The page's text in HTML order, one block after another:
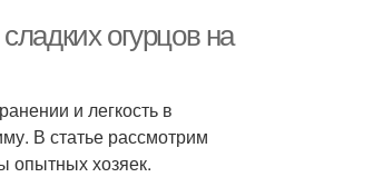
огурцов на
и легкость в
В статье рассмотрим
опытных хозяек.